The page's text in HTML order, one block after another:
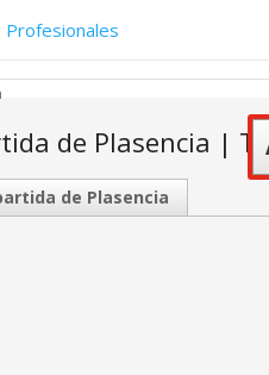
Profesionales
de Plasencia |
de Plasencia